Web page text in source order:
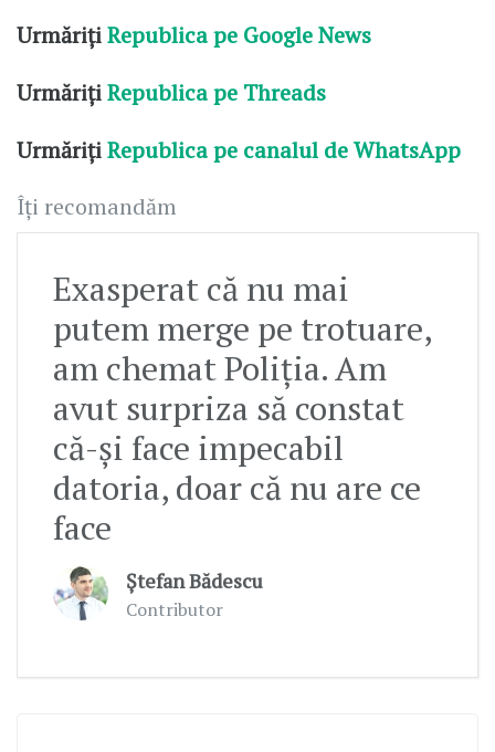
UrmărițiRepublica pe Google News
UrmărițiRepublica pe Threads
UrmărițiRepublica pe canalul de WhatsApp
Îți recomandăm
Exasperat că nu mai
putem merge pe trotuare,
am chemat Poliția. Am
avut surpriza să constat
că-și face impecabil
datoria, doar că nu are ce
face
Ștefan Bădescu
Contributor